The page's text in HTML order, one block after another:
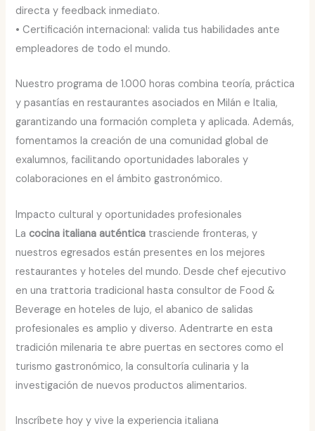
directa y feedback inmediato.
• Certificación internacional: valida tus habilidades ante
empleadores de todo el mundo.
Nuestro programa de 1.000 horas combina teoría, práctica
y pasantías en restaurantes asociados en Milán e Italia,
garantizando una formación completa y aplicada. Además,
fomentamos la creación de una comunidad global de
exalumnos, facilitando oportunidades laborales y
colaboraciones en el ámbito gastronómico.
Impacto cultural y oportunidades profesionales
Lacocina italiana auténtica trasciende fronteras, y
nuestros egresados están presentes en los mejores
restaurantes y hoteles del mundo. Desde chef ejecutivo
en una trattoria tradicional hasta consultor de Food &
Beverage en hoteles de lujo, el abanico de salidas
profesionales es amplio y diverso. Adentrarte en esta
tradición milenaria te abre puertas en sectores como el
turismo gastronómico, la consultoría culinaria y la
investigación de nuevos productos alimentarios.
Inscríbete hoy y vive la experiencia italiana